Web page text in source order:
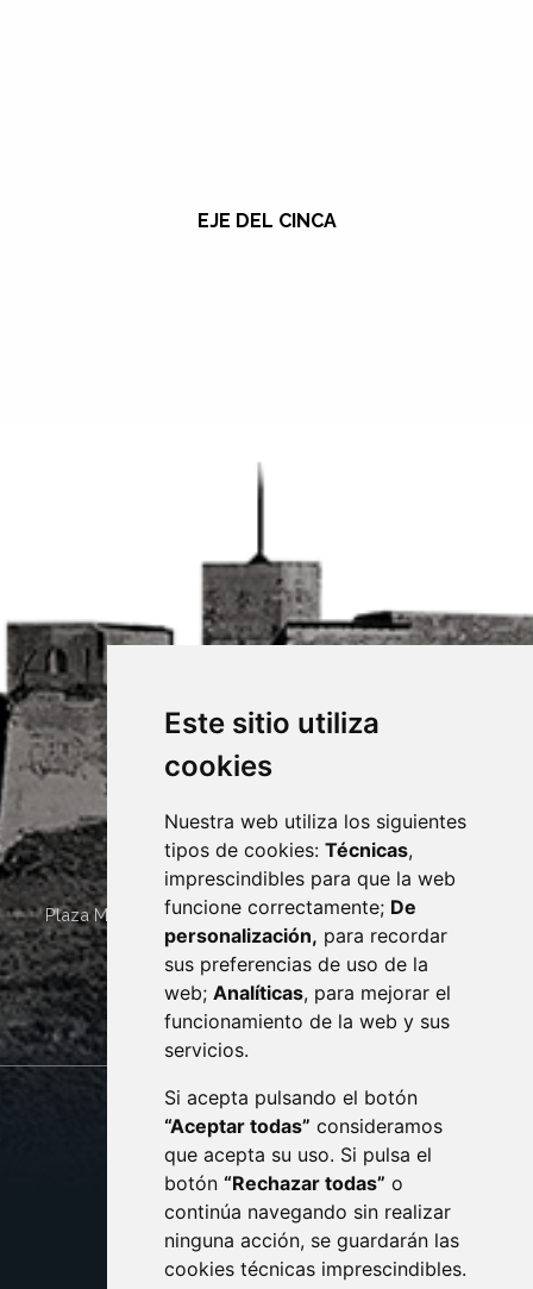
Este sitio utiliza
cookies
Nuestra web utiliza los siguientes
tipos de cookies: Técnicas,
imprescindibles para que la web
funcione correctamente; De
personalización, para recordar
sus preferencias de uso de la
web; Analíticas, para mejorar el
funcionamiento de la web y sus
servicios.
Si acepta pulsando el botón
“Aceptar todas” consideramos
que acepta su uso. Si pulsa el
botón “Rechazar todas” o
continúa navegando sin realizar
ninguna acción, se guardarán las
cookies técnicas imprescindibles.
EJE DEL CINCA
Plaza Mayor 4 22400 MONZÓN - ARAGÓN (ESPAÑA)
· (34) 974 400 700 ·
sac@monzon.es
monzon.es
CONTACTO
AVISO LEGAL
PROTECCIÓN DE DATOS
POLÍTICA DE COOKIES
ACCESIBILIDAD
ENLACE EXTERNO AL